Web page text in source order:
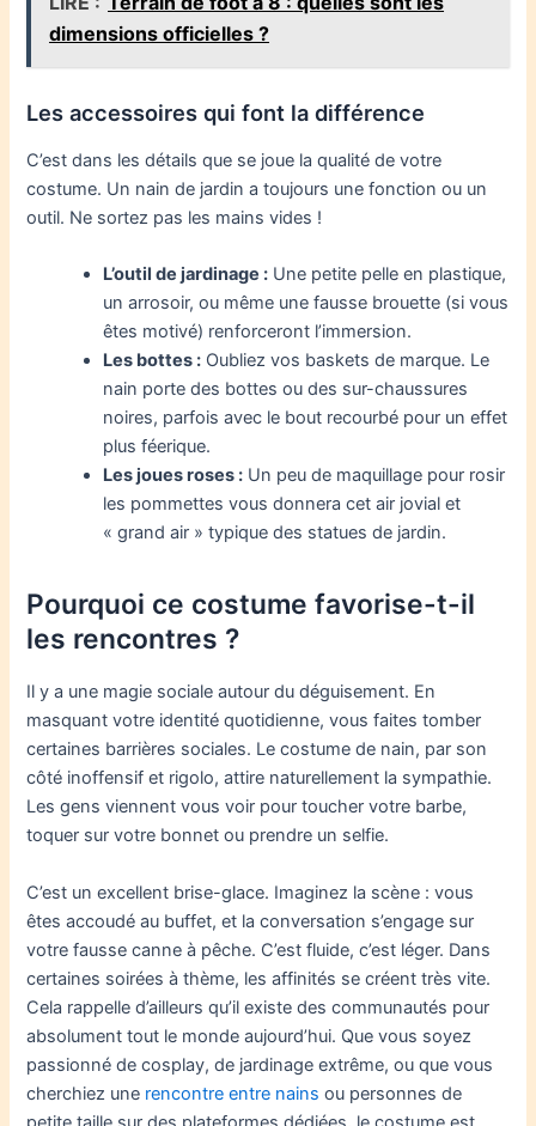
dimensions officielles ?
Les accessoires qui font la différence
C’est dans les détails que se joue la qualité de votre
costume. Un nain de jardin a toujours une fonction ou un
outil. Ne sortez pas les mains vides !
L’outil de jardinage : Une petite pelle en plastique,
un arrosoir, ou même une fausse brouette (si vous
êtes motivé) renforceront l’immersion.
Les bottes : Oubliez vos baskets de marque. Le
nain porte des bottes ou des sur-chaussures
noires, parfois avec le bout recourbé pour un effet
plus féerique.
Les joues roses : Un peu de maquillage pour rosir
les pommettes vous donnera cet air jovial et
« grand air » typique des statues de jardin.
Pourquoi ce costume favorise-t-il
les rencontres ?
Il y a une magie sociale autour du déguisement. En
masquant votre identité quotidienne, vous faites tomber
certaines barrières sociales. Le costume de nain, par son
côté inoffensif et rigolo, attire naturellement la sympathie.
Les gens viennent vous voir pour toucher votre barbe,
toquer sur votre bonnet ou prendre un selfie.
C’est un excellent brise-glace. Imaginez la scène : vous
êtes accoudé au buffet, et la conversation s’engage sur
votre fausse canne à pêche. C’est fluide, c’est léger. Dans
certaines soirées à thème, les affinités se créent très vite.
Cela rappelle d’ailleurs qu’il existe des communautés pour
absolument tout le monde aujourd’hui. Que vous soyez
passionné de cosplay, de jardinage extrême, ou que vous
cherchiez une rencontre entre nains ou personnes de